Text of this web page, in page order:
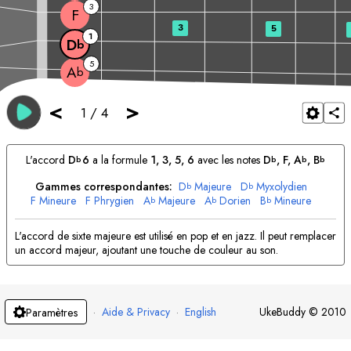
< 1 / 4 >
Ab 5
Db 1
F 3
3 5
L'accord Db6 a la formule 1, 3, 5, 6 avec les notes Db, F, Ab, Bb
Gammes correspondantes: Db Majeure Db Myxolydien
F Mineure F Phrygien Ab Majeure Ab Dorien Bb Mineure
B Dorien
L'accord de sixte majeure est utilisé en pop et en jazz. Il peut remplacer
un accord majeur, ajoutant une touche de couleur au son.
Paramètres · Aide & Privacy · English UkeBuddy © 2010